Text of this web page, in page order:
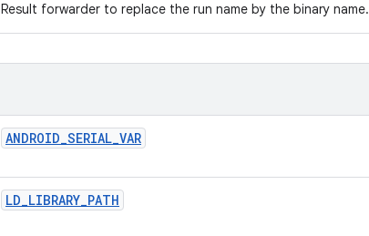
Result forwarder to replace the run name by the binary name.
ANDROID_SERIAL_VAR
LD_LIBRARY_PATH